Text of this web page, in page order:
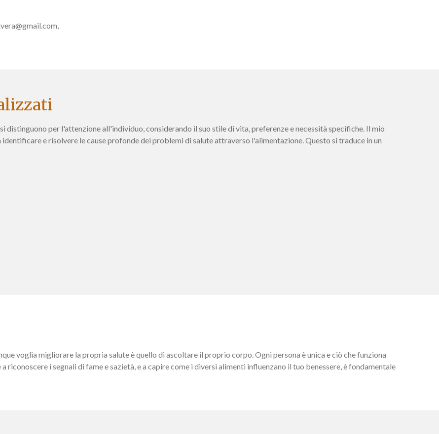
distinguono per l'attenzione all'individuo, considerando il suo stile di vita, preferenze e necessità specifiche. Il mio
e risolvere le cause profonde dei problemi di salute attraverso l'alimentazione. Questo si traduce in un
voglia migliorare la propria salute è quello di ascoltare il proprio corpo. Ogni persona è unica e ciò che funziona
riconoscere i segnali di fame e sazietà, e a capire come i diversi alimenti influenzano il tuo benessere, è fondamentale